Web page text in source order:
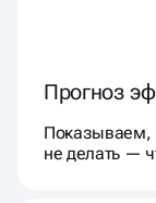
Прогноз
Показываем,
не делать —